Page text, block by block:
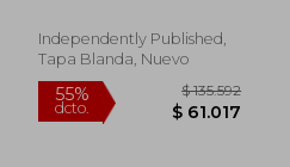
Independently Published,
Tapa Blanda, Nuevo